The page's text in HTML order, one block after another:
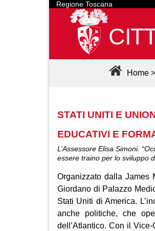
Regione Toscana
Home >
STATI UNITI E
EDUCATIVI E
L’Assessore Elisa Simoni.
essere traino per lo sviluppo
Organizzato dalla James
Giordano di Palazzo
Stati Uniti di America.
anche politiche, che
dell’Atlantico. Con il